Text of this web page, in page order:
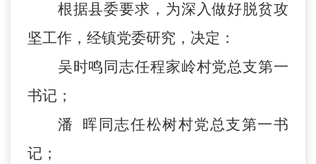
根据县委要求，为深入做好脱贫攻
坚工作，经镇党委研究，决定：
吴时鸣同志任程家岭村党总支第一
书记；
潘
晖同志任松树村党总支第一书
记；